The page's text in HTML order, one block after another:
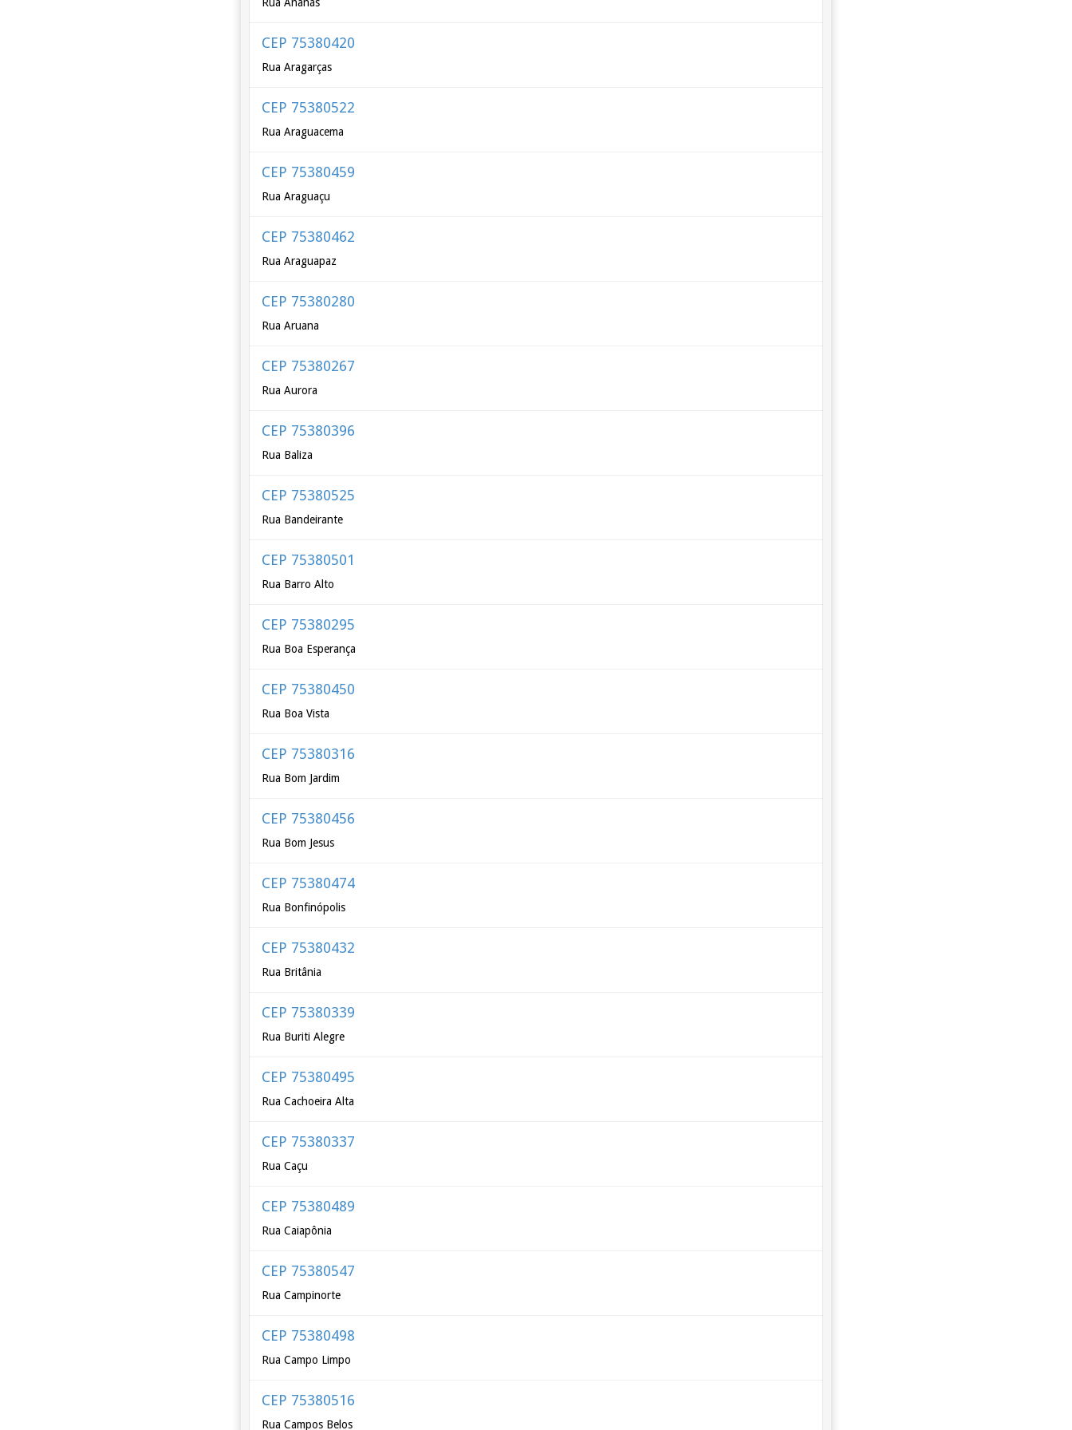
CEP 75380420
Rua Aragarças
CEP 75380522
Rua Araguacema
CEP 75380459
Rua Araguaçu
CEP 75380462
Rua Araguapaz
CEP 75380280
Rua Aruana
CEP 75380267
Rua Aurora
CEP 75380396
Rua Baliza
CEP 75380525
Rua Bandeirante
CEP 75380501
Rua Barro Alto
CEP 75380295
Rua Boa Esperança
CEP 75380450
Rua Boa Vista
CEP 75380316
Rua Bom Jardim
CEP 75380456
Rua Bom Jesus
CEP 75380474
Rua Bonfinópolis
CEP 75380432
Rua Britânia
CEP 75380339
Rua Buriti Alegre
CEP 75380495
Rua Cachoeira Alta
CEP 75380337
Rua Caçu
CEP 75380489
Rua Caiapônia
CEP 75380547
Rua Campinorte
CEP 75380498
Rua Campo Limpo
CEP 75380516
Rua Campos Belos